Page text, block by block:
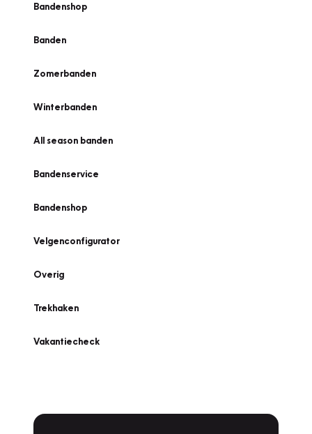
Bandenshop
Banden
Zomerbanden
Winterbanden
All season banden
Bandenservice
Bandenshop
Velgenconfigurator
Overig
Trekhaken
Vakantiecheck